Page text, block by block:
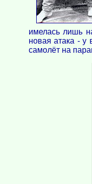
имелась лишь
новая атака - у
самолёт на